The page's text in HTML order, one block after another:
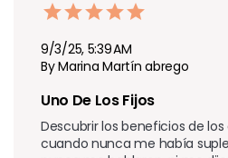
9/3/25, 5:39 AM
By Marina Martín abrego
Uno De Los Fijos
Descubrir los beneficios de
cuando nunca me había